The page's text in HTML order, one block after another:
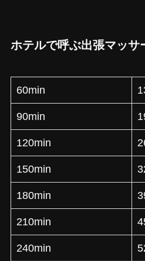
ホテルで呼ぶ出張マッサ
60min
90min
120min
150min
180min
210min
240min